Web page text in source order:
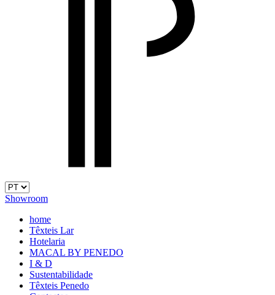
Showroom
home
Têxteis Lar
Hotelaria
MACAL BY PENEDO
I & D
Sustentabilidade
Têxteis Penedo